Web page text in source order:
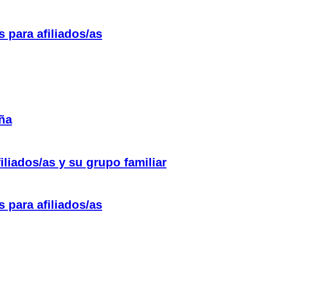
para afiliados/as
as y su grupo familiar
para afiliados/as